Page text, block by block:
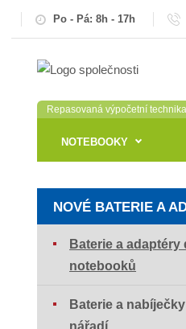
Po - Pá: 8h - 17h
Repasovaná výpočetní technika
NOTEBOOKY
NOVÉ BATERIE A
Baterie a adaptéry
notebooků
Baterie a